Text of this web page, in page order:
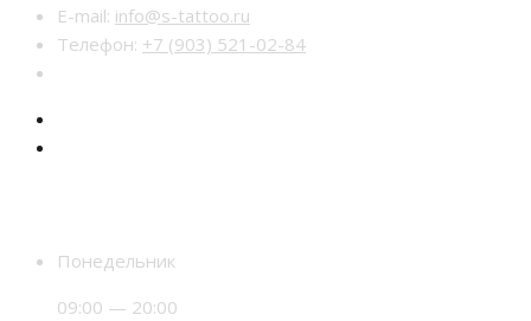
E-mail: info@s-tattoo.ru
Телефон: +7 (903) 521-02-84
Понедельник
09:00 — 20:00